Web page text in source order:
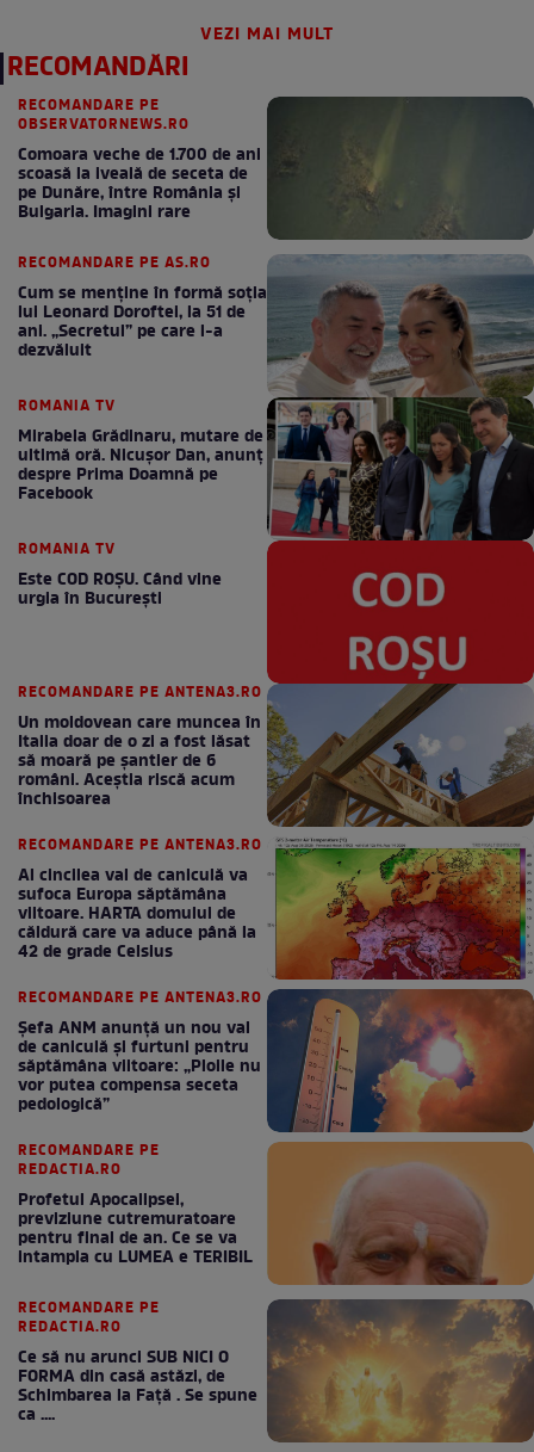
VEZI MAI MULT
RECOMANDĂRI
RECOMANDARE PE
OBSERVATORNEWS.RO
Comoara veche de 1.700 de ani
scoasă la iveală de seceta de
pe Dunăre, între România şi
Bulgaria. Imagini rare
RECOMANDARE PE AS.RO
Cum se menţine în formă soţia
lui Leonard Doroftei, la 51 de
ani. „Secretul” pe care l-a
dezvăluit
ROMANIA TV
Mirabela Grădinaru, mutare de
ultimă oră. Nicuşor Dan, anunţ
despre Prima Doamnă pe
Facebook
ROMANIA TV
Este COD ROŞU. Când vine
urgia în Bucureşti
RECOMANDARE PE ANTENA3.RO
Un moldovean care muncea în
Italia doar de o zi a fost lăsat
să moară pe şantier de 6
români. Aceștia riscă acum
închisoarea
RECOMANDARE PE ANTENA3.RO
Al cincilea val de caniculă va
sufoca Europa săptămâna
viitoare. HARTA domului de
căldură care va aduce până la
42 de grade Celsius
RECOMANDARE PE ANTENA3.RO
Șefa ANM anunță un nou val
de caniculă și furtuni pentru
săptămâna viitoare: „Ploile nu
vor putea compensa seceta
pedologică”
RECOMANDARE PE
REDACTIA.RO
Profetul Apocalipsei,
previziune cutremuratoare
pentru final de an. Ce se va
intampla cu LUMEA e TERIBIL
RECOMANDARE PE
REDACTIA.RO
Ce să nu arunci SUB NICI O
FORMA din casă astăzi, de
Schimbarea la Față . Se spune
ca ....